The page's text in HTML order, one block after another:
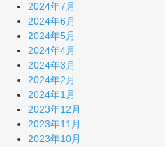
2024年7月
2024年6月
2024年5月
2024年4月
2024年3月
2024年2月
2024年1月
2023年12月
2023年11月
2023年10月